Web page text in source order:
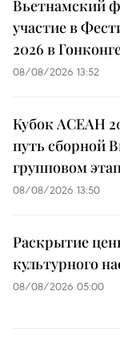
Вьетнамский
участие в
2026 в
08/08/2026 13:52
Кубок АСЕАН
путь сборной
групповом
08/08/2026 13:50
Раскрытие
культурного
08/08/2026 05:00